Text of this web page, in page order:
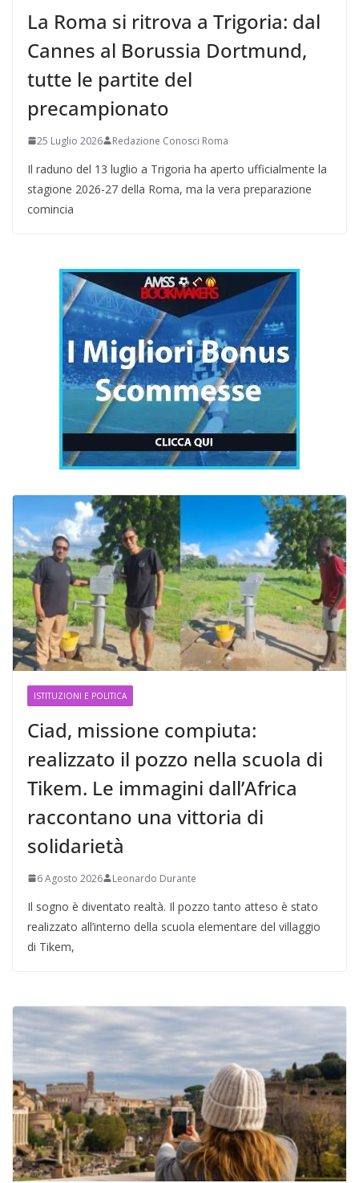
La Roma si ritrova a Trigoria: dal
Cannes al Borussia Dortmund,
tutte le partite del
precampionato
25 Luglio 2026 Redazione Conosci Roma
Il raduno del 13 luglio a Trigoria ha aperto ufficialmente la
stagione 2026-27 della Roma, ma la vera preparazione
comincia
ISTITUZIONI E POLITICA
Ciad, missione compiuta:
realizzato il pozzo nella scuola di
Tikem. Le immagini dall’Africa
raccontano una vittoria di
solidarietà
6 Agosto 2026 Leonardo Durante
Il sogno è diventato realtà. Il pozzo tanto atteso è stato
realizzato all’interno della scuola elementare del villaggio
di Tikem,